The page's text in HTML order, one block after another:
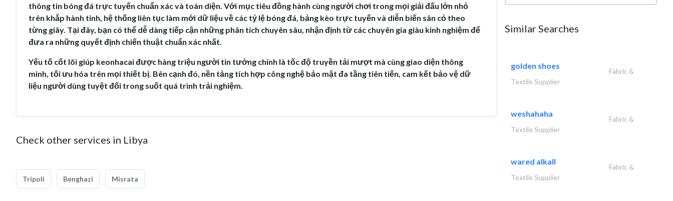
thông tin bóng đá trực tuyến chuẩn xác và toàn diện. Với mục tiêu đồng hành cùng người chơi trong mọi giải đấu lớn nhỏ
trên khắp hành tinh, hệ thống liên tục làm mới dữ liệu về các tỷ lệ bóng đá, bảng kèo trực tuyến và diễn biến sân cỏ theo
từng giây. Tại đây, bạn có thể dễ dàng tiếp cận những phân tích chuyên sâu, nhận định từ các chuyên gia giàu kinh nghiệm để
đưa ra những quyết định chiến thuật chuẩn xác nhất.
Yếu tố cốt lõi giúp keonhacai được hàng triệu người tin tưởng chính là tốc độ truyền tải mượt mà cùng giao diện thông
minh, tối ưu hóa trên mọi thiết bị. Bên cạnh đó, nền tảng tích hợp công nghệ bảo mật đa tầng tiên tiến, cam kết bảo vệ dữ
liệu người dùng tuyệt đối trong suốt quá trình trải nghiệm.
Check other services in Libya
Tripoli Benghazi Misrata
Similar Searches
golden shoes
Fabric &
Textile Supplier
weshahaha
Fabric &
Textile Supplier
wared alkall
Fabric &
Textile Supplier